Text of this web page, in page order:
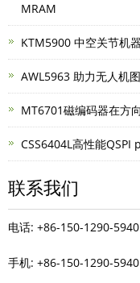
MRAM
KTM5900 中空关节机
AWL5963 助力无人机
MT6701磁编码器在方
CSS6404L高性能QSPI
联系我们
电话: +86-150-1290-5940
手机: +86-150-1290-5940